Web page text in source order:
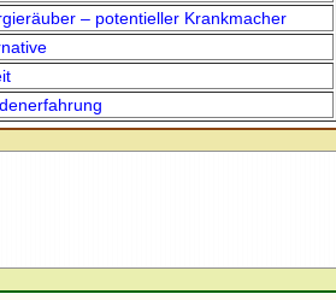
– potentieller Krankmacher